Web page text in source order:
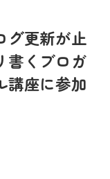
グ更新が止
書くブロガ
講座に参加